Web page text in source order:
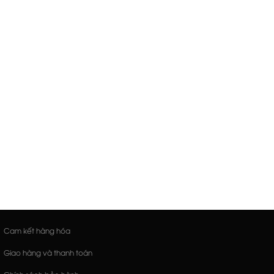
Cam kết hàng hóa
Giao hàng và thanh toán